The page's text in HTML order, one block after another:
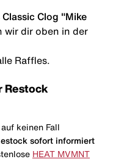
Clog "Mike
wir dir oben in der
Raffles.
Restock
auf keinen Fall
sofort informiert
HEAT MVMNT